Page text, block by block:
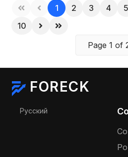
1 2 3 4 5
10
Page 1 of
FORECK
Select your language
Русский